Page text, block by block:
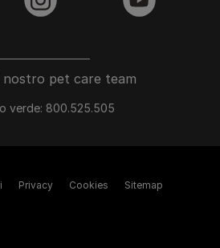
nostro pet care team
verde: 800.525.505
instagram youtube
Privacy Cookies Sitemap